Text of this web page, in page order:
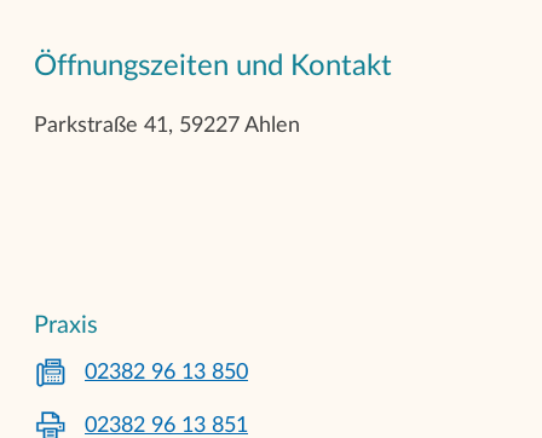
Öffnungszeiten und Kontakt
Parkstraße 41, 59227 Ahlen
Praxis
02382 96 13 850
02382 96 13 851